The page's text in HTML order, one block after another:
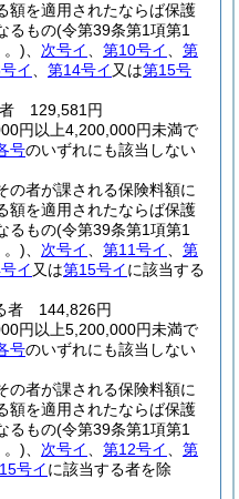
額を適用されたならば保護
るもの(令第39条第1項第1
。) 次号イ 第10号イ
第
イ 第14号イ 又は第15号
者 129,581円
円以上4,200,000円未満で
号のいずれにも該当しない
の者が課される保険料額に
額を適用されたならば保護
るもの(令第39条第1項第1
。) 次号イ 第11号イ
第
イ 又は第15号イに該当する
者 144,826円
円以上5,200,000円未満で
号のいずれにも該当しない
の者が課される保険料額に
額を適用されたならば保護
るもの(令第39条第1項第1
。) 次号イ 第12号イ
第
号イに該当する者を除